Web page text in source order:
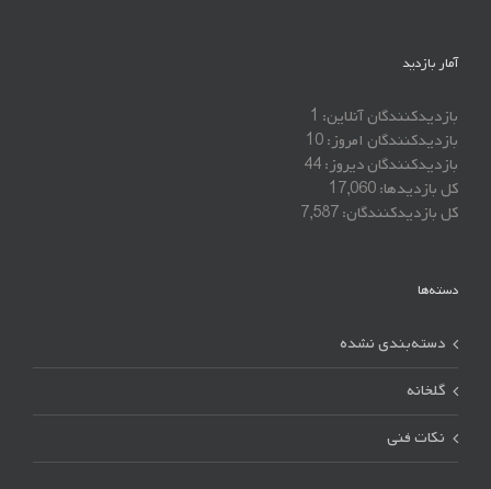
آمار بازدید
بازدیدکنندگان آنلاین: 1
بازدیدکنندگان امروز:10
بازدیدکنندگان دیروز:44
کل بازدیدها:17,060
کل بازدیدکنند‌گان:7,587
دسته‌ها
دسته‌بندی نشده
گلخانه
نکات فنی